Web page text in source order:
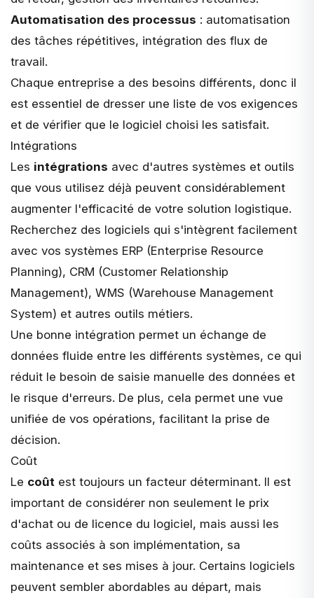
Automatisation des processus : automatisation
des tâches répétitives, intégration des flux de
travail.
Chaque entreprise a des besoins différents, donc il
est essentiel de dresser une liste de vos exigences
et de vérifier que le logiciel choisi les satisfait.
Intégrations
Les intégrations avec d'autres systèmes et outils
que vous utilisez déjà peuvent considérablement
augmenter l'efficacité de votre solution logistique.
Recherchez des logiciels qui s'intègrent facilement
avec vos systèmes ERP (Enterprise Resource
Planning), CRM (Customer Relationship
Management), WMS (Warehouse Management
System) et autres outils métiers.
Une bonne intégration permet un échange de
données fluide entre les différents systèmes, ce qui
réduit le besoin de saisie manuelle des données et
le risque d'erreurs. De plus, cela permet une vue
unifiée de vos opérations, facilitant la prise de
décision.
Coût
Le coût est toujours un facteur déterminant. Il est
important de considérer non seulement le prix
d'achat ou de licence du logiciel, mais aussi les
coûts associés à son implémentation, sa
maintenance et ses mises à jour. Certains logiciels
peuvent sembler abordables au départ, mais